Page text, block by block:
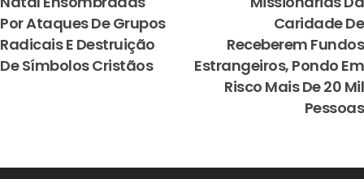
Por Ataques De Grupos
Radicais E Destruição
De Símbolos Cristãos
Caridade De
Receberem Fundos
Estrangeiros, Pondo Em
Risco Mais De 20 Mil
Pessoas